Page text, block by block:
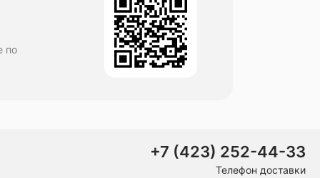
по
+7 (423) 252-44-33
Телефон доставки